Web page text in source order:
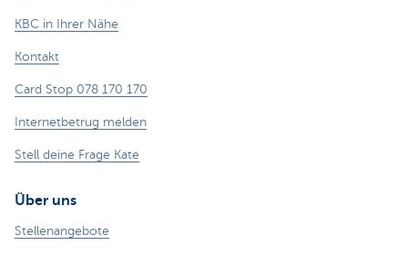
KBC in Ihrer Nähe
Kontakt
Card Stop 078 170 170
Internetbetrug melden
Stell deine Frage Kate
Über uns
Stellenangebote